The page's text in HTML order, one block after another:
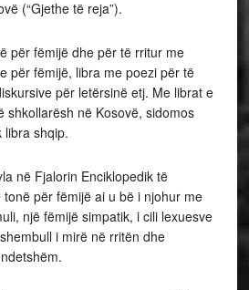
(“Gjethe të reja”).
për fëmijë dhe për të rritur me
për fëmijë, libra me poezi për të
për letërsinë etj. Me librat e
shkollarësh në Kosovë, sidomos
libra shqip.
në Fjalorin Enciklopedik të
tonë për fëmijë ai u bë i njohur me
një fëmijë simpatik, i cili lexuesve
i mirë në rritën dhe